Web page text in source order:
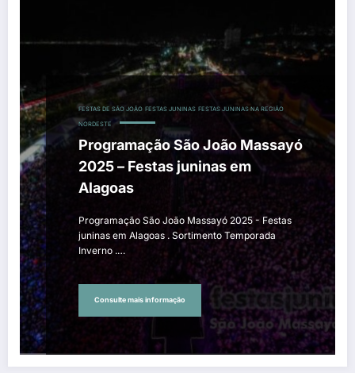
FESTAS DE SÃO JOÃO FESTAS JUNINAS FESTAS JUNINAS NA REGIÃO
NORDESTE
Programação São João Massayó
2025 – Festas juninas em
Alagoas
Programação São João Massayó 2025 - Festas
juninas em Alagoas . Sortimento Temporada
Inverno .…
Consulte mais informação